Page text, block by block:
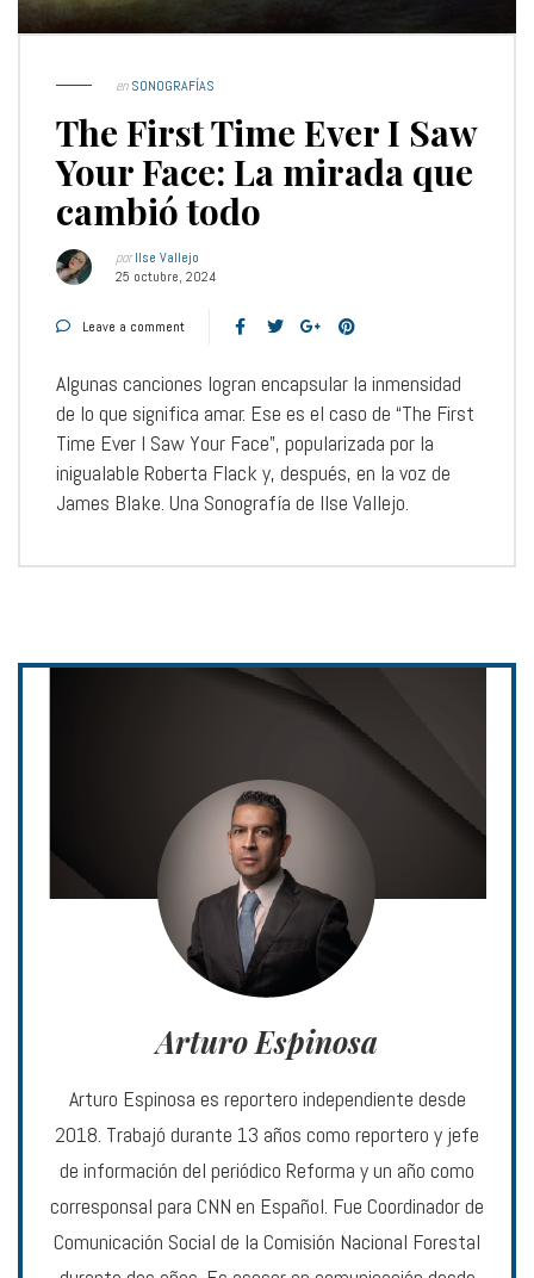
enSONOGRAFÍAS
The First Time Ever I Saw
Your Face: La mirada que
cambió todo
porIlse Vallejo
25 octubre, 2024
Leave a comment
Algunas canciones logran encapsular la inmensidad
de lo que significa amar. Ese es el caso de “The First
Time Ever I Saw Your Face”, popularizada por la
inigualable Roberta Flack y, después, en la voz de
James Blake. Una Sonografía de Ilse Vallejo.
Arturo Espinosa
Arturo Espinosa es reportero independiente desde
2018. Trabajó durante 13 años como reportero y jefe
de información del periódico Reforma y un año como
corresponsal para CNN en Español. Fue Coordinador de
Comunicación Social de la Comisión Nacional Forestal